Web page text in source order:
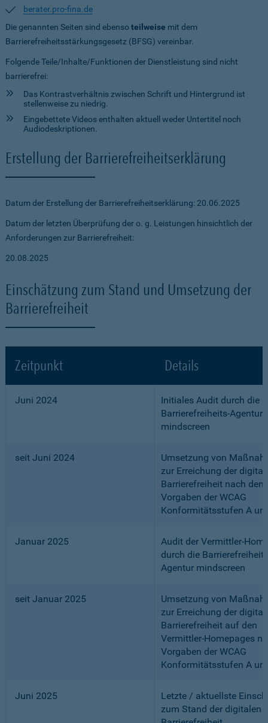
berater.pro-fina.de
Die genannten Seiten sind ebensoteilweise mit dem
Barrierefreiheitsstärkungsgesetz (BFSG) vereinbar.
Folgende Teile/Inhalte/Funktionen der Dienstleistung sind nicht
barrierefrei:
Das Kontrastverhältnis zwischen Schrift und Hintergrund ist
stellenweise zu niedrig.
Eingebettete Videos enthalten aktuell weder Untertitel noch
Audiodeskriptionen.
Erstellung der Barrierefreiheitserklärung
Datum der Erstellung der Barrierefreiheitserklärung: 20.06.2025
Datum der letzten Überprüfung der o. g. Leistungen hinsichtlich der
Anforderungen zur Barrierefreiheit:
20.08.2025
Einschätzung zum Stand und Umsetzung der
Barrierefreiheit
Zeitpunkt Details
Juni 2024
Initiales Audit durch die
Barrierefreiheits-Agentur
mindscreen
seit Juni 2024
Umsetzung von
zur Erreichung der
Barrierefreiheit nach den
Vorgaben der WCAG
Konformitätsstufen A
Januar 2025
Audit der Vermittler-
durch die
Agentur mindscreen
seit Januar 2025
Umsetzung von
zur Erreichung der
Barrierefreiheit auf den
Vermittler-Homepages
Vorgaben der WCAG
Konformitätsstufen A
Juni 2025
Letzte / aktuellste
zum Stand der digitalen